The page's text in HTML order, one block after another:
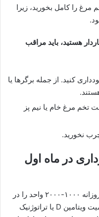
را کامل بخورید، زیرا
هستید، باید مراقب
کنید. از جمله برگرها یا
مرغ خام یا نیم پز
نخورید.
در ماه اول
در زنان سالم قبل از زایمان، می‌توان روزانه ۱۰۰۰-۲۰۰۰ واحد را در
سه ماهه دوم و سوم بدون ترس از سمیت ویتامین D یا تراتوژنیک